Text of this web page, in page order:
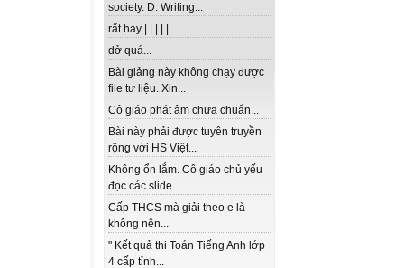
society. D. Writing...
rất hay | | | | |...
dở quá...
Bài giảng này không chạy được
file tư liệu. Xin...
Cô giáo phát âm chưa chuẩn...
Bài này phải được tuyên truyền
rộng với HS Việt...
Không ổn lắm. Cô giáo chủ yếu
đọc các slide....
Cấp THCS mà giải theo e là
không nên...
" Kết quả thi Toán Tiếng Anh lớp
4 cấp tỉnh...